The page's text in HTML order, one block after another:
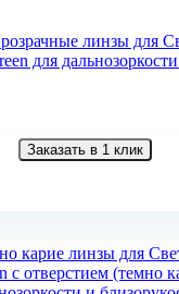
линзы для
для
Заказать в 1 клик